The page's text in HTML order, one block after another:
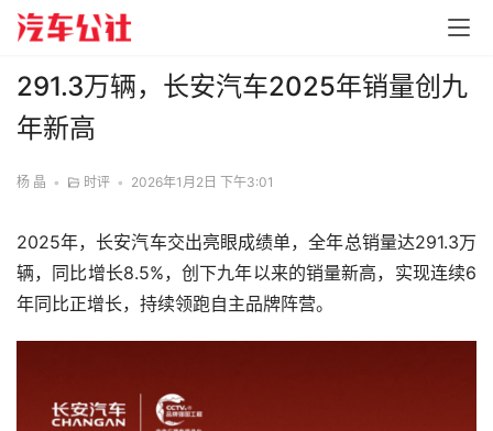
291.3万辆，长安汽车2025年销量创九
年新高
杨 晶 • 时评 • 2026年1月2日 下午3:01
2025年，长安汽车交出亮眼成绩单，全年总销量达291.3万
辆，同比增长8.5%，创下九年以来的销量新高，实现连续6
年同比正增长，持续领跑自主品牌阵营。